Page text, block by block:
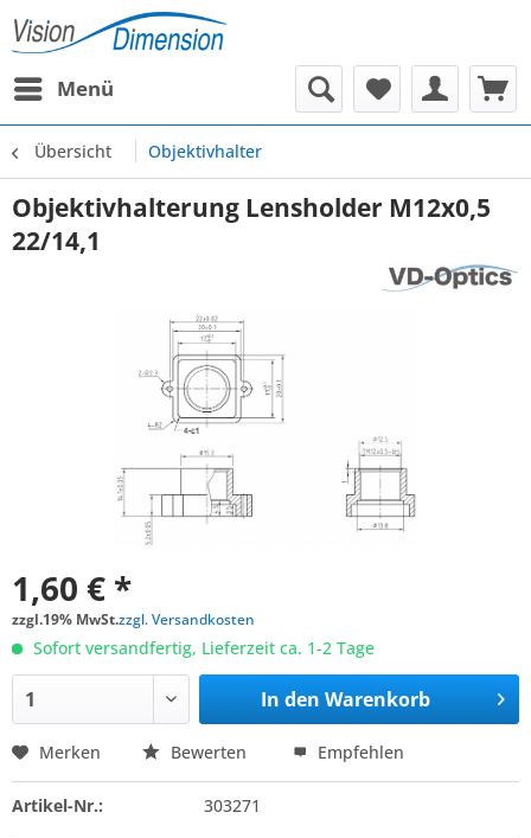
Menü
Übersicht Objektivhalter
Objektivhalterung Lensholder M12x0,5
22/14,1
1,60 € *
zzgl.19% MwSt.zzgl. Versandkosten
Sofort versandfertig, Lieferzeit ca. 1-2 Tage
In den Warenkorb
Merken Bewerten Empfehlen
Artikel-Nr.: 303271